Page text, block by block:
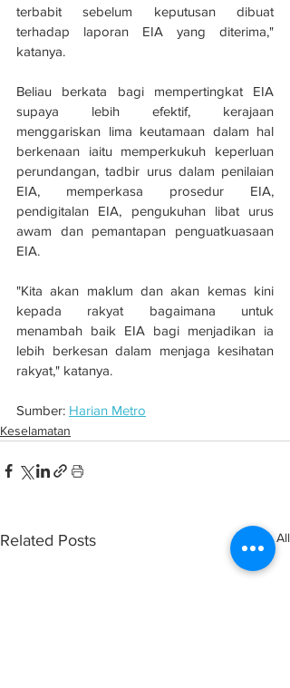
terbabit sebelum keputusan dibuat
terhadap laporan EIA yang diterima,"
katanya.
Beliau berkata bagi mempertingkat EIA
supaya lebih efektif, kerajaan
menggariskan lima keutamaan dalam hal
berkenaan iaitu memperkukuh keperluan
perundangan, tadbir urus dalam penilaian
EIA, memperkasa prosedur EIA,
pendigitalan EIA, pengukuhan libat urus
awam dan pemantapan penguatkuasaan
EIA.
"Kita akan maklum dan akan kemas kini
kepada rakyat bagaimana untuk
menambah baik EIA bagi menjadikan ia
lebih berkesan dalam menjaga kesihatan
rakyat," katanya.
Sumber: Harian Metro
Keselamatan
Related Posts See All